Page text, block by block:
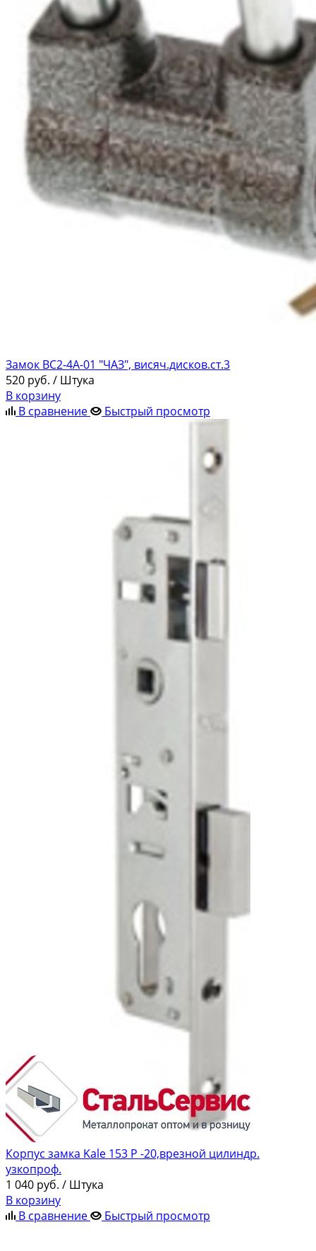
Замок ВС2-4А-01 "ЧАЗ", висяч.дисков.ст.3
520 руб. / Штука
В корзину
В сравнение
Быстрый просмотр
Корпус замка Kale 153 Р -20,врезной цилиндр.
узкопроф.
1 040 руб. / Штука
В корзину
В сравнение
Быстрый просмотр